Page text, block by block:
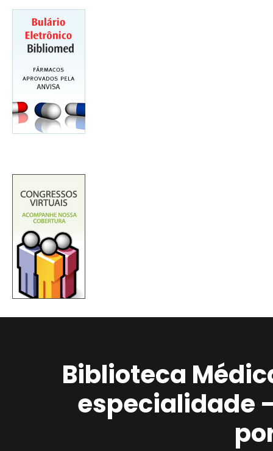
Biblioteca
especialidade